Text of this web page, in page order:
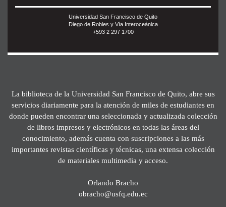
Universidad San Francisco de Quito
Diego de Robles y Vía Interoceánica
+593 2 297 1700
La biblioteca de la Universidad San Francisco de Quito, abre sus
servicios diariamente para la atención de miles de estudiantes en
donde pueden encontrar una seleccionada y actualizada colección
de libros impresos y electrónicos en todas las áreas del
conocimiento, además cuenta con suscripciones a las más
importantes revistas científicas y técnicas, una extensa colección
de materiales multimedia y acceso.
Orlando Bracho
obracho@usfq.edu.ec